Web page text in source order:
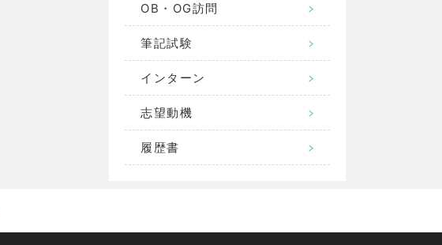
OB・OG訪問
筆記試験
インターン
志望動機
履歴書